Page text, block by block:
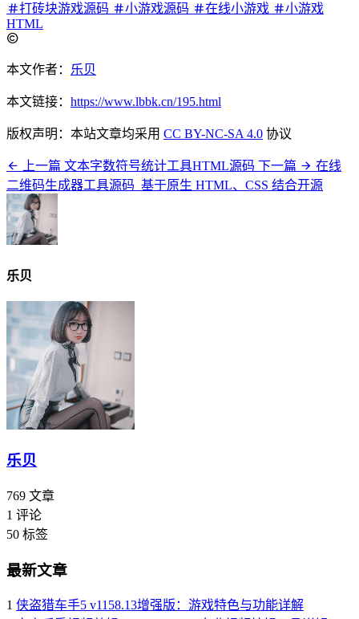
打砖块游戏源码
小游戏源码 在线小游戏
小游戏
HTML
本文作者： 乐贝
本文链接： https://www.lbbk.cn/195.html
版权声明：本站文章均采用 CC BY-NC-SA 4.0 协议
上一篇 文本字数符号统计工具HTML源码 下一篇
在线
二维码生成器工具源码_基于原生 HTML、CSS 结合开源
乐贝
乐贝
769 文章
1 评论
50 标签
最新文章
1 侠盗猎车手5 v1158.13增强版：游戏特色与功能详解